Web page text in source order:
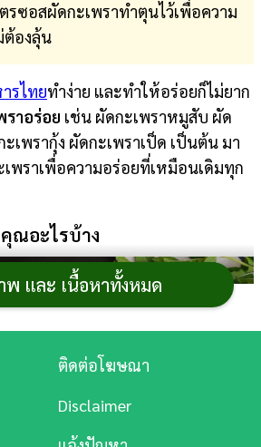
รซอสผัดกะเพราทำตุนไว้เพื่อความ
ต้องลุ้น
รไทยทำง่าย และทำให้อร่อยก็ไม่ยาก
ราอร่อย เช่น ผัดกะเพราหมูสับ ผัด
เพรากุ้ง ผัดกะเพราเป็ด เป็นต้น มา
พราเพื่อความอร่อยที่เหมือนเดิมทุก
ณอะไรบ้าง
พ และ เนื้อหาทั้งหมด
ติดต่อโฆษณา
Disclaimer